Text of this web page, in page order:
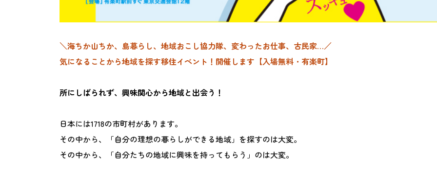
＼海ちか山ちか、島暮らし、地域おこし協力隊、変わったお仕事、古民家…／
気になることから地域を探す移住イベント！開催します【入場無料・有楽町】
所にしばられず、興味関心から地域と出会う！
日本には1718の市町村があります。
その中から、「自分の理想の暮らしができる地域」を探すのは大変。
その中から、「自分たちの地域に興味を持ってもらう」のは大変。